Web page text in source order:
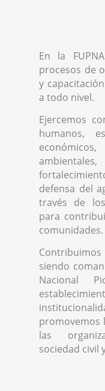
En la
procesos de
y
a todo nivel.
Ejercemos
humanos,
defensa del
través de
para
comunidades.
siendo
Nacional
promovemos
las
sociedad civil